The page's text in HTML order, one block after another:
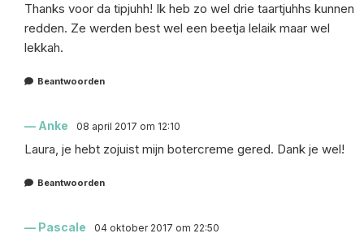
Thanks voor da tipjuhh! Ik heb zo wel drie taartjuhhs kunnen
redden. Ze werden best wel een beetja lelaik maar wel
lekkah.
Beantwoorden
Anke 08 april 2017 om 12:10
Laura, je hebt zojuist mijn botercreme gered. Dank je wel!
Beantwoorden
Pascale 04 oktober 2017 om 22:50